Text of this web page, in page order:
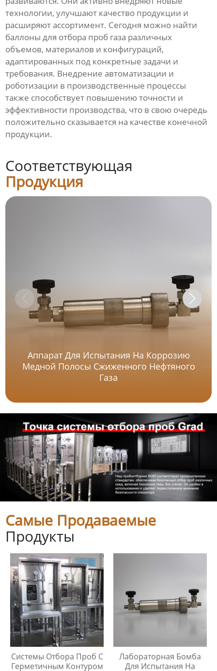
технологии, улучшают качество продукции и
расширяют ассортимент. Сегодня можно найти
баллоны для отбора проб газа различных
объемов, материалов и конфигураций,
адаптированных под конкретные задачи и
требования. Внедрение автоматизации и
роботизации в производственные процессы
также способствует повышению точности и
эффективности производства, что в свою очередь
положительно сказывается на качестве конечной
продукции.
Соответствующая
Продукция
Аппарат Для Испытания На Коррозию
Медной Полосы Сжиженного Нефтяного
Газа
Самые Продаваемые
Продукты
Системы Отбора Проб С
Герметичным Контуром
Лабораторная Бомба
Для Испытания На